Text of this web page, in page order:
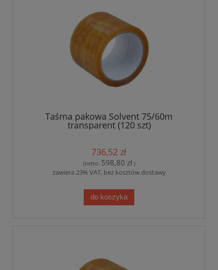
Taśma pakowa Solvent 75/60m
transparent (120 szt)
736,52 zł
(netto: 598,80 zł)
zawiera 23% VAT, bez kosztów dostawy
do koszyka